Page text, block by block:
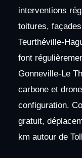
interventions
toitures,
Teurthéville-
font
Gonneville-Le
carbone et
configuration.
gratuit,
km autour de